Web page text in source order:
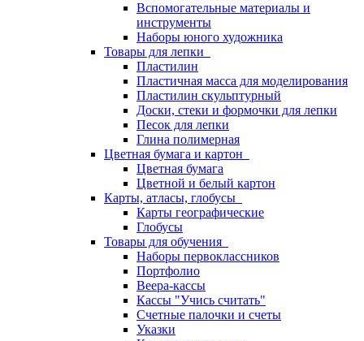
Вспомогательные материалы и
инструменты
Наборы юного художника
Товары для лепки
Пластилин
Пластичная масса для моделирования
Пластилин скульптурный
Доски, стеки и формочки для лепки
Песок для лепки
Глина полимерная
Цветная бумага и картон
Цветная бумага
Цветной и белый картон
Карты, атласы, глобусы
Карты географические
Глобусы
Товары для обучения
Наборы первоклассников
Портфолио
Веера-кассы
Кассы "Учись считать"
Счетные палочки и счеты
Указки